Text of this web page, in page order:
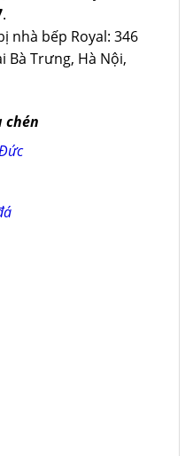
.
nhà bếp Royal: 346
Bà Trưng, Hà Nội,
chén